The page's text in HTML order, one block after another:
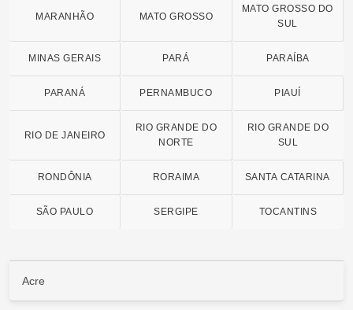
MARANHÃO MATO GROSSO
MATO GROSSO DO
SUL
MINAS GERAIS PARÁ PARAÍBA
PARANÁ PERNAMBUCO PIAUÍ
RIO DE JANEIRO
RIO GRANDE DO
NORTE
RIO GRANDE DO
SUL
RONDÔNIA RORAIMA SANTA CATARINA
SÃO PAULO SERGIPE TOCANTINS
Acre